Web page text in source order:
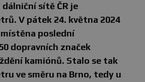
dálniční sítě ČR je
V pátek 24. května 2024
poslední
dopravních značek
kamiónů. Stalo se tak
ve směru na Brno, tedy u